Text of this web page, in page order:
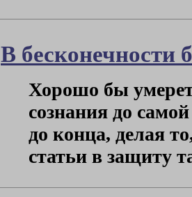
В бесконечности
Хорошо бы
сознания до
до конца, делая
статьи в защиту